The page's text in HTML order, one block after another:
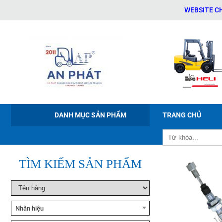
WEBSITE CHÍNH
DANH MỤC SẢN PHẨM TRANG CHỦ
TÌM KIẾM SẢN PHẨM
Nhãn hiệu
Xe nâng tay điện Noblelift
Xe nâng tay cao Noblelift